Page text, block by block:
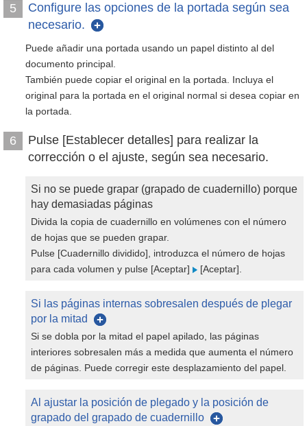
5
Configure las opciones de la portada según sea
necesario.
Puede añadir una portada usando un papel distinto al del
documento principal.
También puede copiar el original en la portada. Incluya el
original para la portada en el original normal si desea copiar en
la portada.
6
Pulse [Establecer detalles] para realizar la
corrección o el ajuste, según sea necesario.
Si no se puede grapar (grapado de cuadernillo) porque
hay demasiadas páginas
Divida la copia de cuadernillo en volúmenes con el número
de hojas que se pueden grapar.
Pulse [Cuadernillo dividido], introduzca el número de hojas
para cada volumen y pulse [Aceptar]
[Aceptar].
Si las páginas internas sobresalen después de plegar
por la mitad
Si se dobla por la mitad el papel apilado, las páginas
interiores sobresalen más a medida que aumenta el número
de páginas. Puede corregir este desplazamiento del papel.
Al ajustar la posición de plegado y la posición de
grapado del grapado de cuadernillo